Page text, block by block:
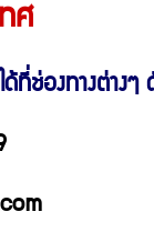
ศ
ได้ที่ช่องทางต่างๆ